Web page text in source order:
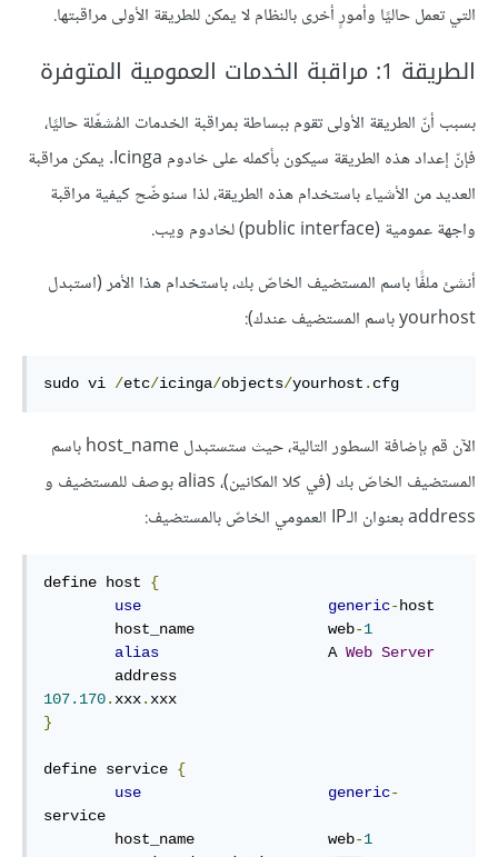
التي تعمل حاليًا وأمورٍ أخرى بالنظام لا يمكن للطريقة الأولى مراقبتها.
الطريقة 1: مراقبة الخدمات العمومية المتوفرة
بسبب أنّ الطريقة الأولى تقوم ببساطة بمراقبة الخدمات المُشغّلة حاليًا،
فإنّ إعداد هذه الطريقة سيكون بأكمله على خادوم Icinga. يمكن مراقبة
العديد من الأشياء باستخدام هذه الطريقة، لذا سنوضّح كيفية مراقبة
واجهة عمومية (public interface) لخادوم ويب.
أنشئ ملفًّا باسم المستضيف الخاصّ بك، باستخدام هذا الأمر (استبدل
yourhost باسم المستضيف عندك):
sudo vi /etc/icinga/objects/yourhost . cfg
الآن قم بإضافة السطور التالية، حيث ستستبدل host_name باسم
المستضيف الخاصّ بك (في كلا المكانين)، alias بوصف للمستضيف و
address بعنوان الـIP العمومي الخاصّ بالمستضيف:
define host {
use
generic-host
        host_name               web
-1
alias
                   A
Web Server
107.170. xxx.
}
define service {
use
generic-
service
        host_name               web
-1